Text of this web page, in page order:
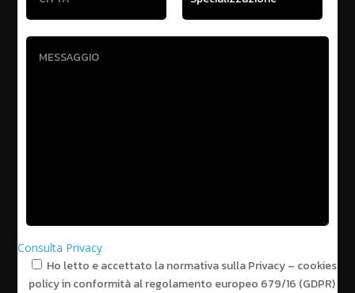
Consulta Privacy
Ho letto e accettato la normativa sulla Privacy – cookies
policy in conformità al regolamento europeo 679/16 (GDPR)